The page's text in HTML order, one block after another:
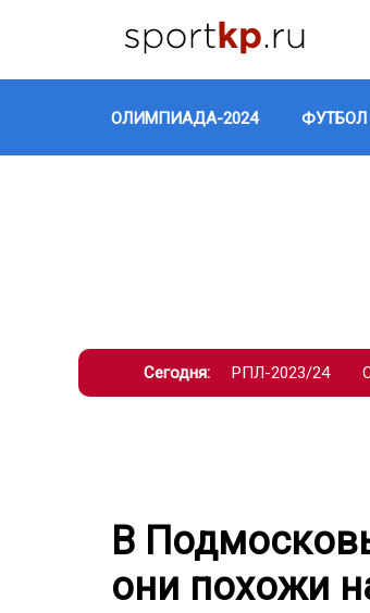
ОЛИМПИАДА-2024 ФУТБОЛ
Сегодня: РПЛ-2023/24
В
они похожи